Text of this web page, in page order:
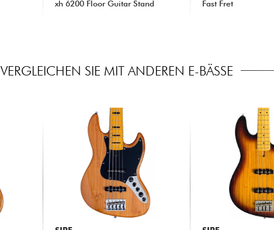
xh 6200 Floor Guitar Stand
Fast Fret
VERGLEICHEN SIE MIT ANDEREN E-BÄSSE